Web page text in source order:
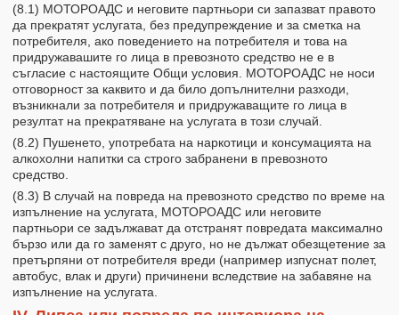
(8.1) МОТОРОАДС и неговите партньори си запазват правото
да прекратят услугата, без предупреждение и за сметка на
потребителя, ако поведението на потребителя и това на
придружавашите го лица в превозното средство не е в
съгласие с настоящите Общи условия. МОТОРОАДС не носи
отговорност за каквито и да било допълнителни разходи,
възникнали за потребителя и придружаващите го лица в
резултат на прекратяване на услугата в този случай.
(8.2) Пушенето, употребата на наркотици и консумацията на
алкохолни напитки са строго забранени в превозното
средство.
(8.3) В случай на повреда на превозното средство по време на
изпълнение на услугата, МОТОРОАДС или неговите
партньори се задължават да отстранят повредата максимално
бързо или да го заменят с друго, но не дължат обезщетение за
претърпяни от потребителя вреди (например изпуснат полет,
автобус, влак и други) причинени вследствие на забавяне на
изпълнение на услугата.